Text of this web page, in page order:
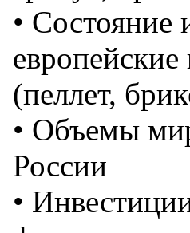
• Состояние
(пеллет,
• Объемы
России
•